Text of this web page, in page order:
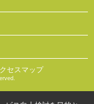
クセスマップ